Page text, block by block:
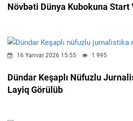
Növbəti Dünya Kubokuna
16 Yanvar 2026 15:55 1 995
Dündar Keşaplı Nüfuzlu
Layiq Görülüb